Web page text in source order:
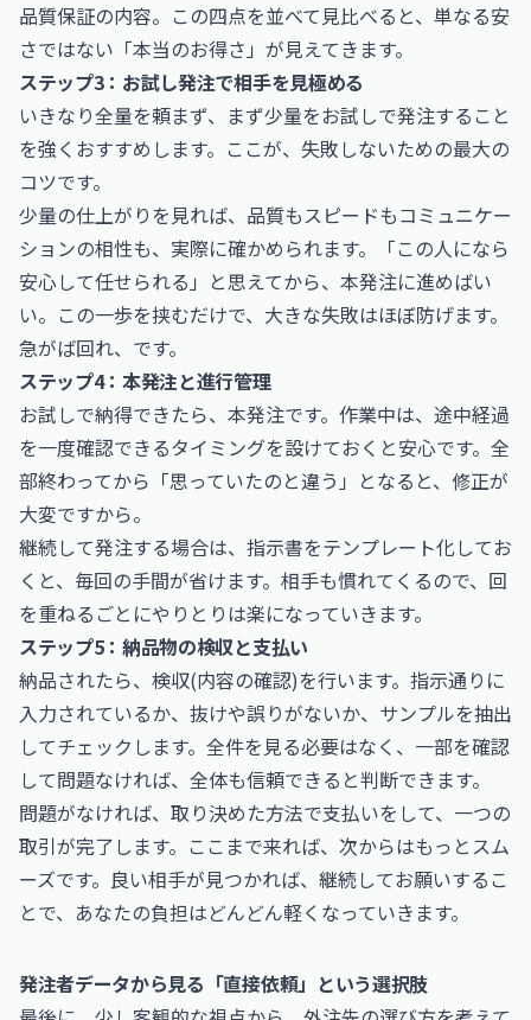
品質保証の内容。この四点を並べて見比べると、単なる安
さではない「本当のお得さ」が見えてきます。
ステップ3：お試し発注で相手を見極める
いきなり全量を頼まず、まず少量をお試しで発注すること
を強くおすすめします。ここが、失敗しないための最大の
コツです。
少量の仕上がりを見れば、品質もスピードもコミュニケー
ションの相性も、実際に確かめられます。「この人になら
安心して任せられる」と思えてから、本発注に進めばい
い。この一歩を挟むだけで、大きな失敗はほぼ防げます。
急がば回れ、です。
ステップ4：本発注と進行管理
お試しで納得できたら、本発注です。作業中は、途中経過
を一度確認できるタイミングを設けておくと安心です。全
部終わってから「思っていたのと違う」となると、修正が
大変ですから。
継続して発注する場合は、指示書をテンプレート化してお
くと、毎回の手間が省けます。相手も慣れてくるので、回
を重ねるごとにやりとりは楽になっていきます。
ステップ5：納品物の検収と支払い
納品されたら、検収(内容の確認)を行います。指示通りに
入力されているか、抜けや誤りがないか、サンプルを抽出
してチェックします。全件を見る必要はなく、一部を確認
して問題なければ、全体も信頼できると判断できます。
問題がなければ、取り決めた方法で支払いをして、一つの
取引が完了します。ここまで来れば、次からはもっとスム
ーズです。良い相手が見つかれば、継続してお願いするこ
とで、あなたの負担はどんどん軽くなっていきます。
発注者データから見る「直接依頼」という選択肢